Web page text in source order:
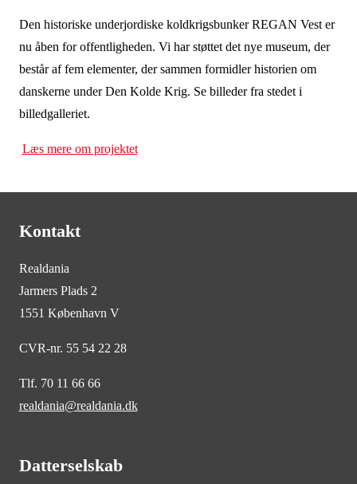
Den historiske underjordiske koldkrigsbunker REGAN Vest er
nu åben for offentligheden. Vi har støttet det nye museum, der
består af fem elementer, der sammen formidler historien om
danskerne under Den Kolde Krig. Se billeder fra stedet i
billedgalleriet.
Læs mere om projektet
Kontakt
Realdania
Jarmers Plads 2
1551 København V
CVR-nr. 55 54 22 28
Tlf. 70 11 66 66
realdania@realdania.dk
Datterselskab